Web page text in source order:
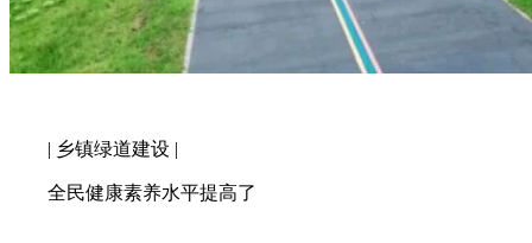
| 乡镇绿道建设 |
全民健康素养水平提高了